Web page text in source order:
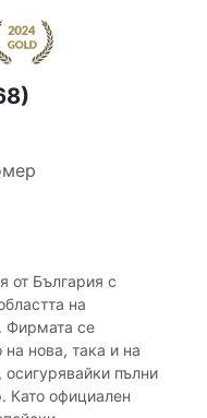
от България с
на
Фирмата се
нова, така и на
осигурявайки пълни
Като официален